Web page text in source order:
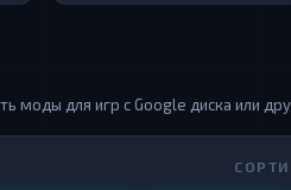
моды для игр с Google диска или